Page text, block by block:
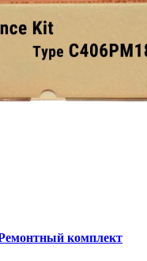
комплект